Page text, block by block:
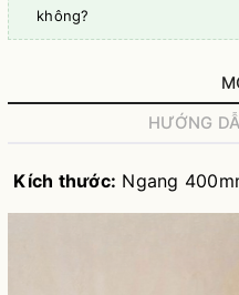
không?
HƯỚNG
Kích thước: Ngang